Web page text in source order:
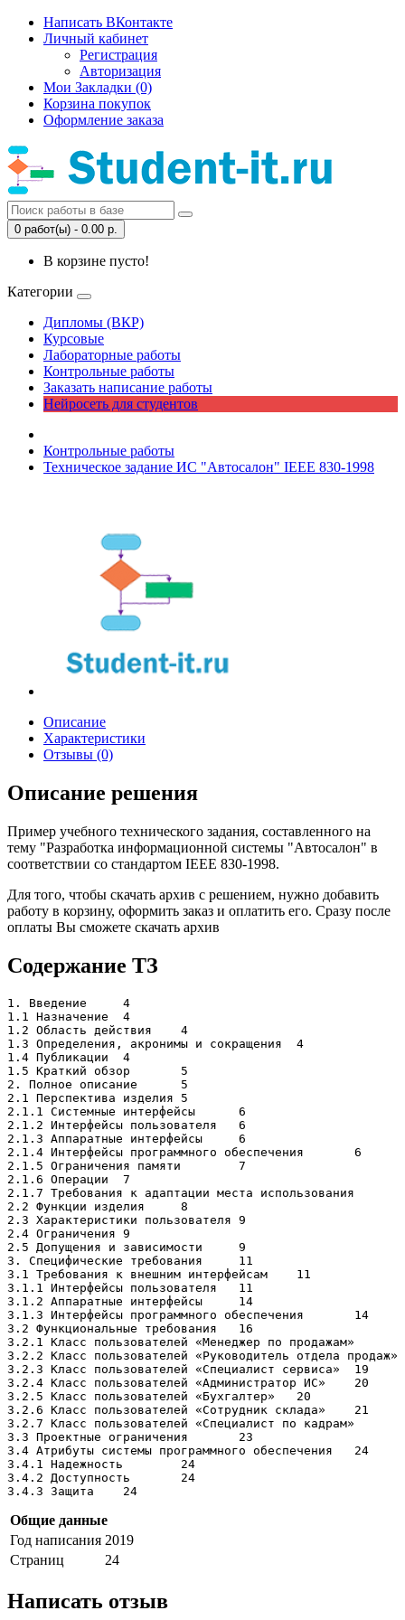
Написать ВКонтакте
Личный кабинет
Регистрация
Авторизация
Мои Закладки (0)
Корзина покупок
Оформление заказа
0 работ(ы) - 0.00 р.
В корзине пусто!
Категории
Дипломы (ВКР)
Курсовые
Лабораторные работы
Контрольные работы
Заказать написание работы
Нейросеть для студентов
Контрольные работы
Техническое задание ИС "Автосалон" IEEE 830-1998
Описание
Характеристики
Отзывы (0)
Описание решения
Пример учебного технического задания, составленного на
тему "Разработка информационной системы "Автосалон" в
соответствии со стандартом IEEE 830-1998.
Для того, чтобы скачать архив с решением, нужно добавить
работу в корзину, оформить заказ и оплатить его. Сразу после
оплаты Вы сможете скачать архив
Содержание ТЗ
1. Введение	4
1.1 Назначение	4
1.2 Область действия	4
1.3 Определения, акронимы и сокращения	4
1.4 Публикации	4
1.5 Краткий обзор	5
2. Полное описание	5
2.1 Перспектива изделия	5
2.1.1 Системные интерфейсы	6
2.1.2 Интерфейсы пользователя	6
2.1.3 Аппаратные интерфейсы	6
2.1.4 Интерфейсы программного обеспечения	6
2.1.5 Ограничения памяти	7
2.1.6 Операции	7
2.1.7 Требования к адаптации места использования	8
2.2 Функции изделия	8
2.3 Характеристики пользователя	9
2.4 Ограничения	9
2.5 Допущения и зависимости	9
3. Специфические требования	11
3.1 Требования к внешним интерфейсам	11
3.1.1 Интерфейсы пользователя	11
3.1.2 Аппаратные интерфейсы	14
3.1.3 Интерфейсы программного обеспечения	14
3.2 Функциональные требования	16
3.2.1 Класс пользователей «Менеджер по продажам»	16
3.2.2 Класс пользователей «Руководитель отдела продаж»	18
3.2.3 Класс пользователей «Специалист сервиса»	19
3.2.4 Класс пользователей «Администратор ИС»	20
3.2.5 Класс пользователей «Бухгалтер»	20
3.2.6 Класс пользователей «Сотрудник склада»	21
3.2.7 Класс пользователей «Специалист по кадрам»	23
3.3 Проектные ограничения	23
3.4 Атрибуты системы программного обеспечения	24
3.4.1 Надежность	24
3.4.2 Доступность	24
Общие данные
Год написания 2019
Страниц
24
Написать отзыв